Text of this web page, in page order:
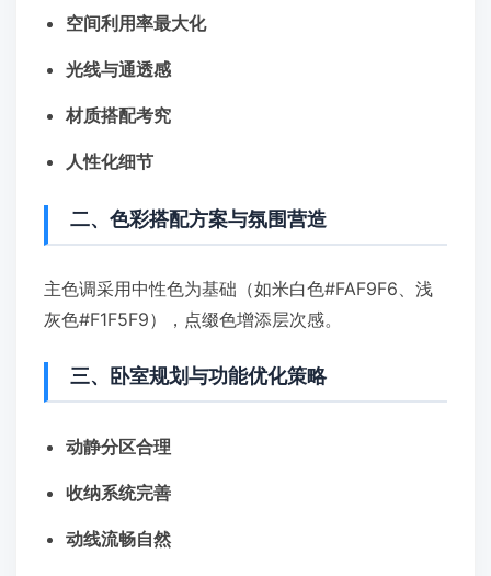
空间利用率最大化
光线与通透感
材质搭配考究
人性化细节
二、色彩搭配方案与氛围营造
主色调采用中性色为基础（如米白色#FAF9F6、浅
灰色#F1F5F9），点缀色增添层次感。
三、卧室规划与功能优化策略
动静分区合理
收纳系统完善
动线流畅自然